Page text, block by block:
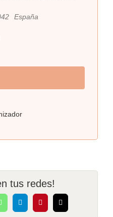
España
tus redes!
TelegramPinterestCorreo
electrónico